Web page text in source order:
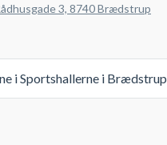
3, 8740 Brædstrup
i Sportshallerne i Brædstrup.